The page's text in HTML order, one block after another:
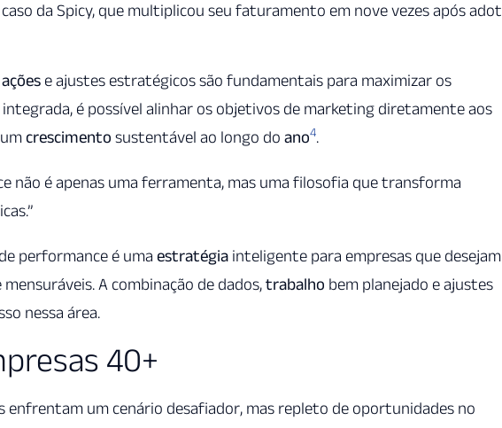
da Spicy, que multiplicou seu faturamento em nove vezes após
ações e ajustes estratégicos são fundamentais para maximizar os
integrada, é possível alinhar os objetivos de marketing diretamente aos
crescimento sustentável ao longo do ano4.
não é apenas uma ferramenta, mas uma filosofia que transforma
performance é uma estratégia inteligente para empresas que desejam
mensuráveis. A combinação de dados,trabalho bem planejado e ajustes
nessa área.
40+
enfrentam um cenário desafiador, mas repleto de oportunidades no